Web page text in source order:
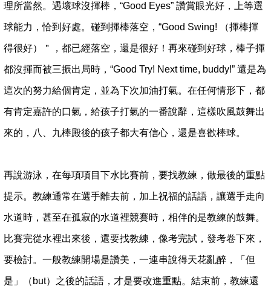
理所當然。遇壞球沒揮棒，“Good Eyes” 讚賞眼光好，上等選
球能力，恰到好處。碰到揮棒落空，“Good Swing! （揮棒揮
得很好）＂，都已經落空，還是很好！再來碰到好球，棒子揮
都沒揮而被三振出局時，“Good Try! Next time, buddy!” 還是為
這次的努力給個肯定，並為下次加油打氣。在任何情形下，都
有肯定嘉許的口氣，給孩子打氣的一番說辭，這樣吹風鼓舞出
來的，八、九棒殿後的孩子都大有信心，還是喜歡棒球。
再說游泳，在每項項目下水比賽前，要找教練，做最後的重點
提示。教練通常在選手離去前，加上祝福的話語，讓選手走向
水道時，甚至在孤寂的水道裡競賽時，相伴的是教練的鼓舞。
比賽完從水裡出來後，還要找教練，像考完試，發考卷下來，
要檢討。一般教練開場是讚美，一連串說得天花亂醉，「但
是」（but）之後的話語，才是要改進重點。結束前，教練還